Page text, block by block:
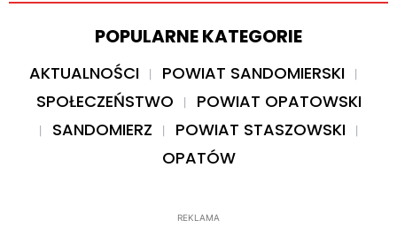
POPULARNE KATEGORIE
AKTUALNOŚCI
POWIAT SANDOMIERSKI
SPOŁECZEŃSTWO
POWIAT OPATOWSKI
SANDOMIERZ
POWIAT STASZOWSKI
OPATÓW
REKLAMA